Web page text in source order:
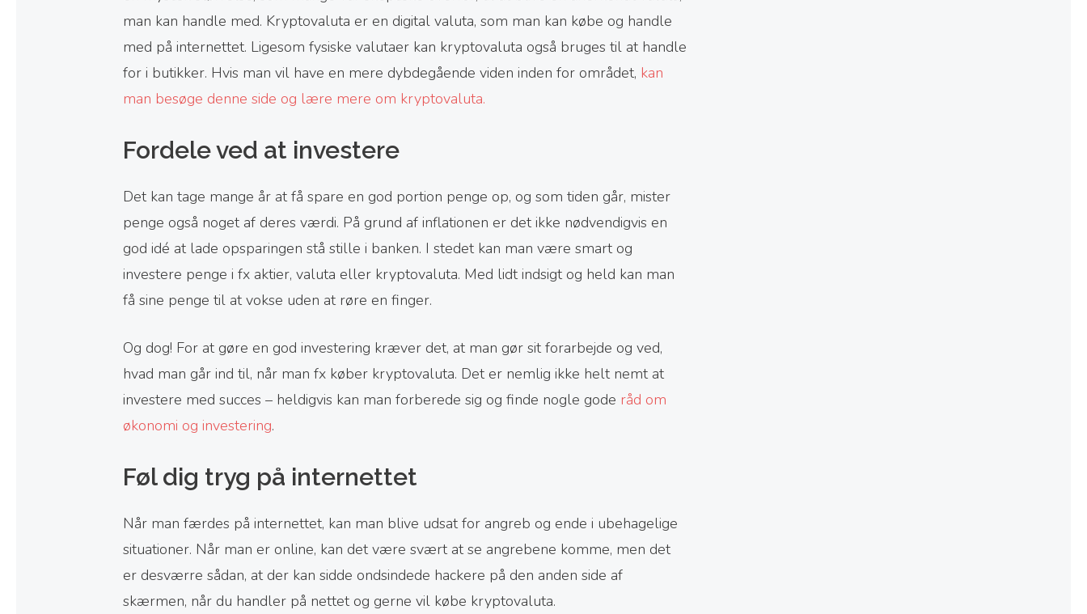
man kan handle med. Kryptovaluta er en digital valuta, som man kan købe og handle
med på internettet. Ligesom fysiske valutaer kan kryptovaluta også bruges til at handle
for i butikker. Hvis man vil have en mere dybdegående viden inden for området, kan
man besøge denne side og lære mere om kryptovaluta.
Fordele ved at investere
Det kan tage mange år at få spare en god portion penge op, og som tiden går, mister
penge også noget af deres værdi. På grund af inflationen er det ikke nødvendigvis en
god idé at lade opsparingen stå stille i banken. I stedet kan man være smart og
investere penge i fx aktier, valuta eller kryptovaluta. Med lidt indsigt og held kan man
få sine penge til at vokse uden at røre en finger.
Og dog! For at gøre en god investering kræver det, at man gør sit forarbejde og ved,
hvad man går ind til, når man fx køber kryptovaluta. Det er nemlig ikke helt nemt at
investere med succes – heldigvis kan man forberede sig og finde nogle gode råd om
økonomi og investering.
Føl dig tryg på internettet
Når man færdes på internettet, kan man blive udsat for angreb og ende i ubehagelige
situationer. Når man er online, kan det være svært at se angrebene komme, men det
er desværre sådan, at der kan sidde ondsindede hackere på den anden side af
skærmen, når du handler på nettet og gerne vil købe kryptovaluta.